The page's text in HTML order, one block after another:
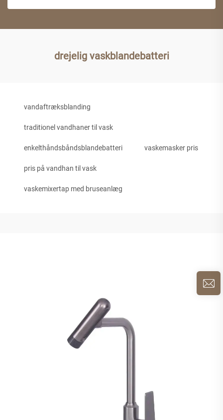
drejelig vaskblandebatteri
vandaftræksblanding
traditionel vandhaner til vask
enkelthåndsbåndsblandebatteri vaskemasker pris
pris på vandhan til vask
vaskemixertap med bruseanlæg